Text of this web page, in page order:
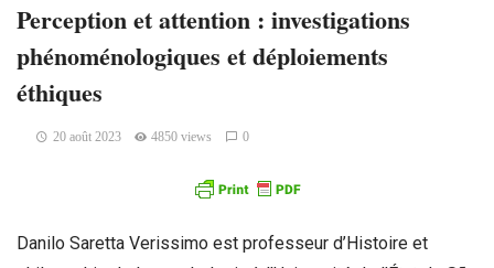
Perception et attention : investigations
phénoménologiques et déploiements
éthiques
20 août 2023 4850 views 0
Danilo Saretta Verissimo est professeur d’Histoire et